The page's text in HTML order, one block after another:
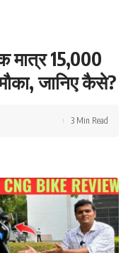
मात्र 15,000
जानिए कैसे?
3 Min Read